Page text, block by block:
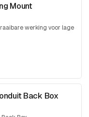
Mount
werking voor lage
Back Box